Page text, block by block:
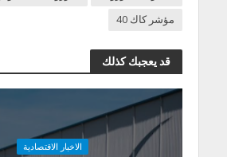
مؤشر كاك 40
قد يعجبك كذلك
الاخبار الاقتصادية